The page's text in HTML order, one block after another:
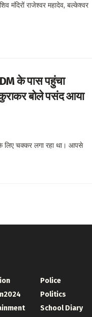
मंदिरों राजेश्वर महादेव, बल्केश्वर
के पास पहुंचा
बोले पसंद आया
लिए चक्कर लगा रहा था। आपसे
Police
Politics
School Diary